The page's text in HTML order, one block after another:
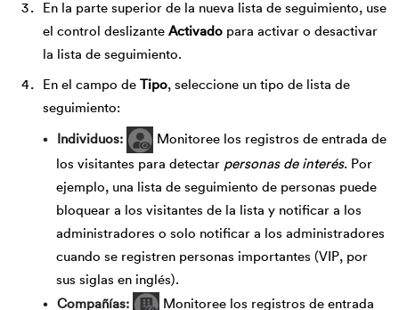
En la parte superior de la nueva lista de seguimiento, use
el control deslizante Activado para activar o desactivar
la lista de seguimiento.
En el campo de Tipo, seleccione un tipo de lista de
seguimiento:
Individuos
Monitoree los registros de entrada de
los visitantes para detectar personas de interés. Por
ejemplo, una lista de seguimiento de personas puede
bloquear a los visitantes de la lista y notificar a los
administradores o solo notificar a los administradores
cuando se registren personas importantes (VIP, por
sus siglas en inglés).
Compañías
Monitoree los registros de entrada